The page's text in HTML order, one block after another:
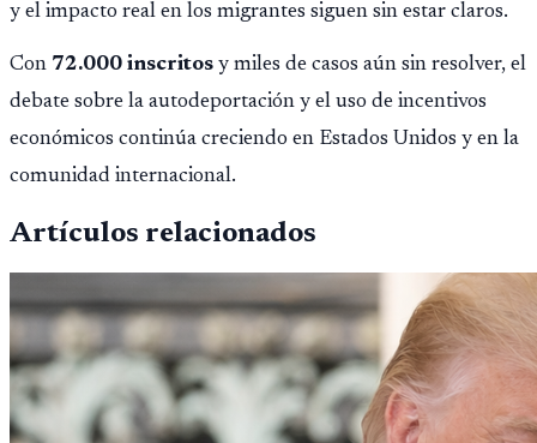
y el impacto real en los migrantes siguen sin estar claros.
Con 72.000 inscritos y miles de casos aún sin resolver, el
debate sobre la autodeportación y el uso de incentivos
económicos continúa creciendo en Estados Unidos y en la
comunidad internacional.
Artículos relacionados